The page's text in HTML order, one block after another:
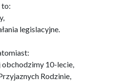
to:
legislacyjne.
obchodzimy 10-lecie,
Rodzinie,